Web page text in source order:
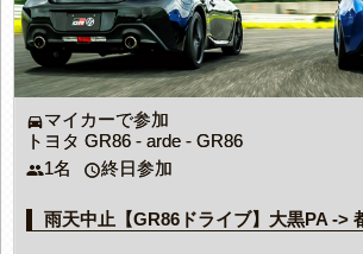
directions_carマイカーで参加
トヨタ GR86 - arde - GR86
people1名 access_time終日参加
雨天中止【GR86ドライブ】大黒PA ->